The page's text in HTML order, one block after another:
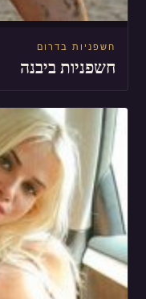
חשפניות בדרום
חשפניות ביבנה